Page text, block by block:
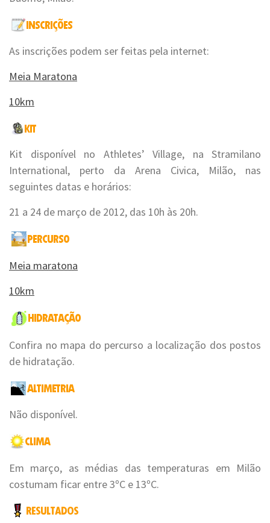
As inscrições podem ser feitas pela internet:
Meia Maratona
10km
Kit disponível no Athletes’ Village, na Stramilano
International, perto da Arena Civica, Milão, nas
seguintes datas e horários:
21 a 24 de março de 2012, das 10h às 20h.
Meia maratona
10km
Confira no mapa do percurso a localização dos postos
de hidratação.
Não disponível.
Em março, as médias das temperaturas em Milão
costumam ficar entre 3ºC e 13ºC.